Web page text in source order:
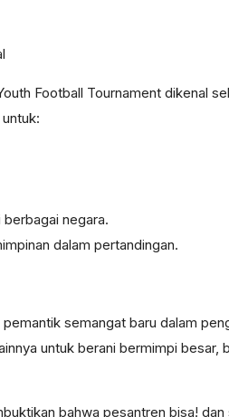
Football Tournament dikenal
negara.
dalam pertandingan.
semangat baru dalam
untuk berani bermimpi besar,
bahwa pesantren bisa!